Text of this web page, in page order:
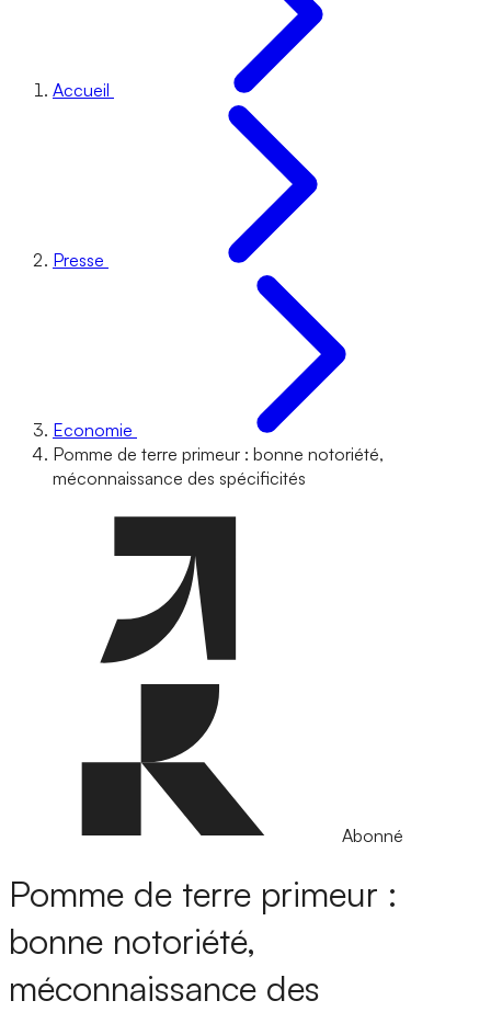
Accueil
Presse
Economie
Pomme de terre primeur : bonne notoriété,
méconnaissance des spécificités
Abonné
Pomme de terre primeur :
bonne notoriété,
méconnaissance des